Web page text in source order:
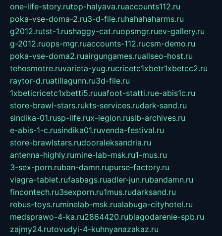
one-life-story.rutop-halyava.ruaccounts112.ru
poka-vse-doma-2.ru3-d-file.ruhahahaharms.ru
g2012.rutst-1.rushaggy-cat.ruopsmgr.ruev-gallery.ru
g-2012.ruops-mgr.ruaccounts-112.rucsm-demo.ru
poka-vse-doma2.ruairgungames.ruallseo-host.ru
tehosmotre.ruvarieta-yug.rucricetc1xbetr1xbetcc2.ru
raytor-d.ruatillagunn.ru3d-file.ru
1xbeticricetc1xbetti5.ruuafoot-statti.rue-abis1c.ru
store-brawl-stars.rukts-services.rudark-sand.ru
sindika-01.rusp-life.rux-legion.rusib-archives.ru
e-abis-1-c.rusindika01.ruvenda-festival.ru
store-brawlstars.rudooraleksandria.ru
antenna-highly.rumine-lab-msk.ru1-mus.ru
3-sex-porn.ruban-damn.rupurse-factory.ru
viagra-tablet.rufasbags.ruadler-jun.rubandamn.ru
fincontech.ru3sexporn.ru1mus.rudarksand.ru
rebus-toys.ruminelab-msk.rualabuga-cityhotel.ru
medsprawo-4-ka.ru2864420.rublagodarenie-spb.ru
zajmy24.rutovudyi-4-kuhnyanazakaz.ru